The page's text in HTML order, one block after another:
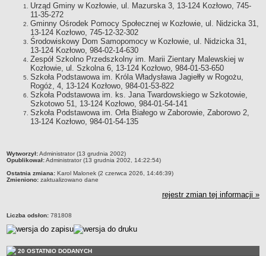
Wybory samorządowe
Wybory do Sejmu i Senatu
Referenda
Wybory do Parlamentu Europejskiego
Wybory sołeckie
Wybory ławników
Wybory do izb rolniczych
Wybory uzupełniające do Rady Gminy Kozłowo
Oferty pracy
Wyniki postępowań
urzędnicze w Urzędzie Gminy w Kozłowie
Archiwum postępowań
CYBERBEZPIECZEŃSTWO
Dziennik Ustaw
Urząd Gminy w Kozłowie, ul. Mazurska 3, 13-124 Kozłowo, 745-
11-35-272
Gminny Ośrodek Pomocy Społecznej w Kozłowie, ul. Nidzicka 31,
13-124 Kozłowo, 745-12-32-302
Środowiskowy Dom Samopomocy w Kozłowie, ul. Nidzicka 31,
13-124 Kozłowo, 984-02-14-630
Zespół Szkolno Przedszkolny im. Marii Zientary Malewskiej w
Kozłowie, ul. Szkolna 6, 13-124 Kozłowo, 984-01-53-650
Szkoła Podstawowa im. Króla Władysława Jagiełły w Rogożu,
Rogóż, 4, 13-124 Kozłowo, 984-01-53-822
Szkoła Podstawowa im. ks. Jana Twardowskiego w Szkotowie,
Szkotowo 51, 13-124 Kozłowo, 984-01-54-141
Szkoła Podstawowa im. Orła Białego w Zaborowie, Zaborowo 2,
13-124 Kozłowo, 984-01-54-135
metryczka
Wytworzył:Administrator (13 grudnia 2002)
Opublikował:Administrator (13 grudnia 2002, 14:22:54)
Ostatnia zmiana: Karol Malonek (2 czerwca 2026, 14:46:39)
Zmieniono: zaktualizowano dane
rejestr zmian tej informacji »
Liczba odsłon: 781808
20 OSTATNIO DODANYCH